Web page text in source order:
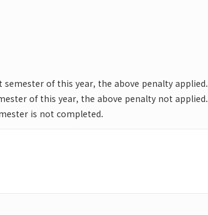
of this year, the above penalty applied.
of this year, the above penalty not applied.
is not completed.